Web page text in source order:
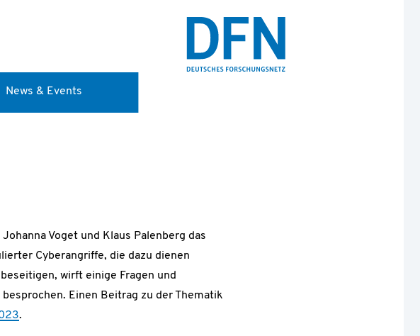
News & Events
Voget und Klaus Palenberg das
Cyberangriffe, die dazu dienen
wirft einige Fragen und
Einen Beitrag zu der Thematik
.